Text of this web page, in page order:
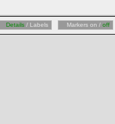
Details / Labels Markers on / off